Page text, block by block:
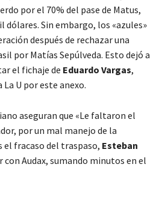
por el 70% del pase de Matus,
dólares. Sin embargo, los «azules»
después de rechazar una
por Matías Sepúlveda. Esto dejó a
el fichaje de Eduardo Vargas,
U por este anexo.
aseguran que «Le faltaron el
por un mal manejo de la
el fracaso del traspaso, Esteban
Audax, sumando minutos en el